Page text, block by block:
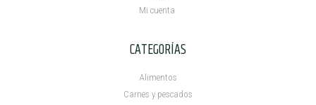
Mi cuenta ​
CATEGORÍAS
Alimentos
Carnes y pescados